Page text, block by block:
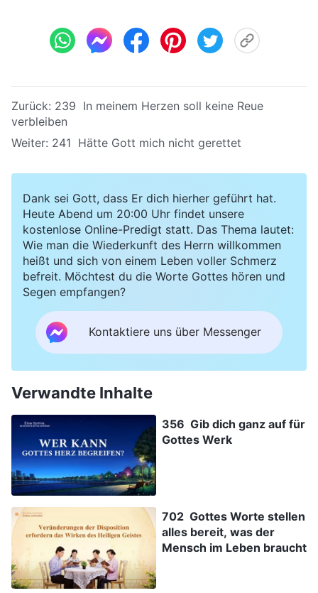
Zurück: 239 In meinem Herzen soll keine Reue
verbleiben
Weiter: 241 Hätte Gott mich nicht gerettet
Dank sei Gott, dass Er dich hierher geführt hat.
Heute Abend um 20:00 Uhr findet unsere
kostenlose Online-Predigt statt. Das Thema lautet:
Wie man die Wiederkunft des Herrn willkommen
heißt und sich von einem Leben voller Schmerz
befreit. Möchtest du die Worte Gottes hören und
Segen empfangen?
Kontaktiere uns über Messenger
Verwandte Inhalte
356 Gib dich ganz auf für
Gottes Werk
702 Gottes Worte stellen
alles bereit, was der
Mensch im Leben braucht